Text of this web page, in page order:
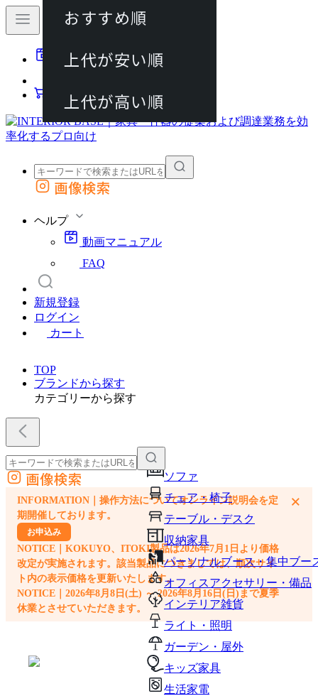
動画マニュアル
カート
外部サイトの商品をカートに追加
画像検索
ヘルプ
動画マニュアル
FAQ
新規登録
ログイン
カート
TOP
ブランドから探す
カテゴリーから探す
ソファ
チェア・椅子
テーブル・デスク
収納家具
パーソナルブース・集中ブー
オフィスアクセサリー・備品
インテリア雑貨
ライト・照明
ガーデン・屋外
キッズ家具
生活家電
外部サイトの商品をカートに追加
他のサイトで見つけた商品ページのURLを貼り付けて、カートに追加できます
画像検索
INFORMATION｜操作方法についてオンライン説明会を定
期開催しております。
お申込み
NOTICE｜KOKUYO、ITOKI製品は2026年7月1日より価格
改定が実施されます。該当製品につきましては、順次サイ
ト内の表示価格を更新いたします。
NOTICE｜2026年8月8日(土) ～ 2026年8月16日(日)まで夏季
休業とさせていただきます。
×
おすすめ順
上代が安い順
上代が高い順